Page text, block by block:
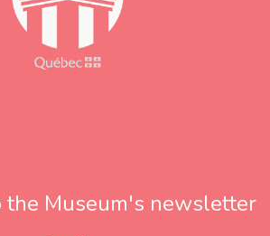
the Museum's newsletter